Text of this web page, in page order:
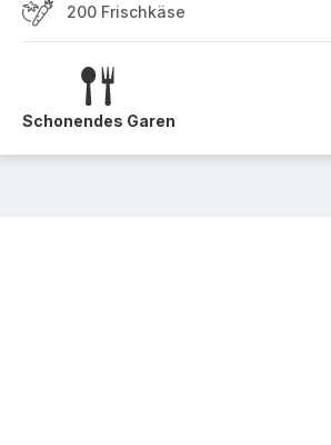
200 Frischkäse
Schonendes Garen